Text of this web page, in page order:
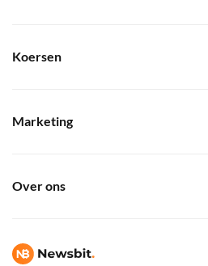
Koersen
Marketing
Over ons